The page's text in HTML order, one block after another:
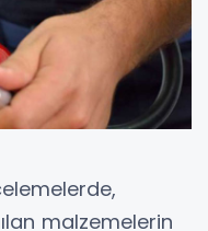
malzemelerin